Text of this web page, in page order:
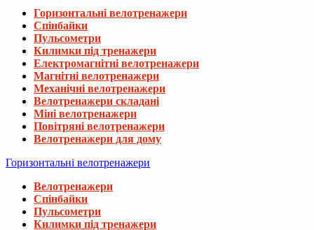
Горизонтальні велотренажери
Спінбайки
Пульсометри
Килимки під тренажери
Електромагнітні велотренажери
Магнітні велотренажери
Механічні велотренажери
Велотренажери складані
Міні велотренажери
Повітряні велотренажери
Велотренажери для дому
Горизонтальні велотренажери
Велотренажери
Спінбайки
Пульсометри
Килимки під тренажери